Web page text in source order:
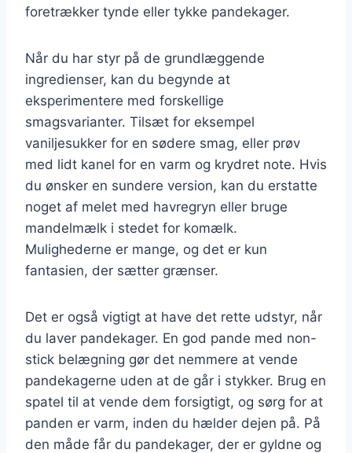
foretrækker tynde eller tykke pandekager.
Når du har styr på de grundlæggende
ingredienser, kan du begynde at
eksperimentere med forskellige
smagsvarianter. Tilsæt for eksempel
vaniljesukker for en sødere smag, eller prøv
med lidt kanel for en varm og krydret note. Hvis
du ønsker en sundere version, kan du erstatte
noget af melet med havregryn eller bruge
mandelmælk i stedet for komælk.
Mulighederne er mange, og det er kun
fantasien, der sætter grænser.
Det er også vigtigt at have det rette udstyr, når
du laver pandekager. En god pande med non-
stick belægning gør det nemmere at vende
pandekagerne uden at de går i stykker. Brug en
spatel til at vende dem forsigtigt, og sørg for at
panden er varm, inden du hælder dejen på. På
den måde får du pandekager, der er gyldne og